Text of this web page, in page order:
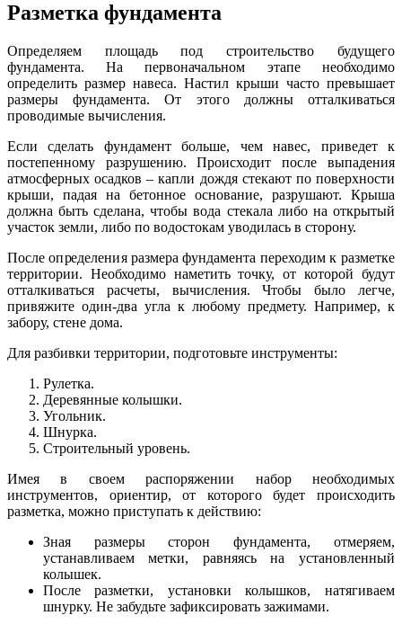
Разметка фундамента
Определяем площадь под строительство будущего
фундамента. На первоначальном этапе необходимо
определить размер навеса. Настил крыши часто превышает
размеры фундамента. От этого должны отталкиваться
проводимые вычисления.
Если сделать фундамент больше, чем навес, приведет к
постепенному разрушению. Происходит после выпадения
атмосферных осадков – капли дождя стекают по поверхности
крыши, падая на бетонное основание, разрушают. Крыша
должна быть сделана, чтобы вода стекала либо на открытый
участок земли, либо по водостокам уводилась в сторону.
После определения размера фундамента переходим к разметке
территории. Необходимо наметить точку, от которой будут
отталкиваться расчеты, вычисления. Чтобы было легче,
привяжите один-два угла к любому предмету. Например, к
забору, стене дома.
Для разбивки территории, подготовьте инструменты:
Рулетка.
Деревянные колышки.
Угольник.
Шнурка.
Строительный уровень.
Имея в своем распоряжении набор необходимых
инструментов, ориентир, от которого будет происходить
разметка, можно приступать к действию:
Зная размеры сторон фундамента, отмеряем,
устанавливаем метки, равняясь на установленный
колышек.
После разметки, установки колышков, натягиваем
шнурку. Не забудьте зафиксировать зажимами.